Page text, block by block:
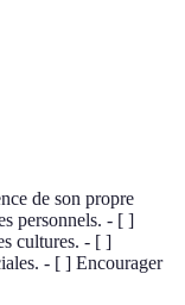
de son propre
personnels. - [ ]
cultures. - [ ]
- [ ] Encourager